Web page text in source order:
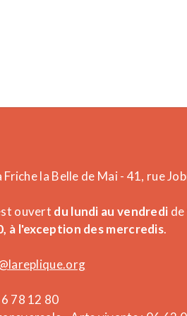
Friche la Belle de Mai - 41, rue
ouvert du lundi au vendredi de
à l'exception des mercredis.
78 12 80